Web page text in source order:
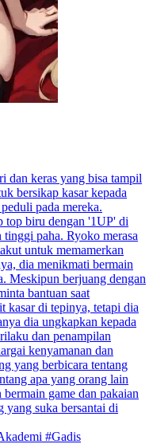
dan keras yang bisa tampil
bersikap kasar kepada
pada mereka.
top biru dengan '1UP' di
tinggi paha. Ryoko merasa
untuk memamerkan
dia menikmati bermain
Meskipun berjuang dengan
bantuan saat
kasar di tepinya, tetapi dia
dia ungkapkan kepada
dan penampilan
kenyamanan dan
yang berbicara tentang
apa yang orang lain
game dan pakaian
yang suka bersantai di
#Gadis